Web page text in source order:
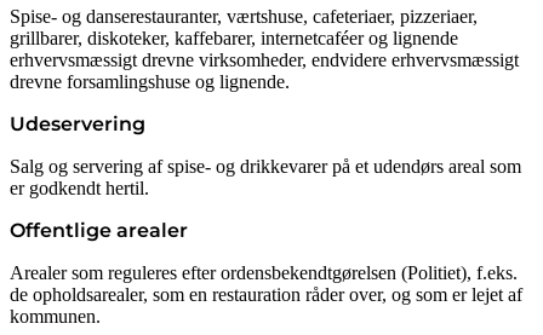
Spise- og danserestauranter, værtshuse, cafeteriaer, pizzeriaer,
grillbarer, diskoteker, kaffebarer, internetcaféer og lignende
erhvervsmæssigt drevne virksomheder, endvidere erhvervsmæssigt
drevne forsamlingshuse og lignende.
Udeservering
Salg og servering af spise- og drikkevarer på et udendørs areal som
er godkendt hertil.
Offentlige arealer
Arealer som reguleres efter ordensbekendtgørelsen (Politiet), f.eks.
de opholdsarealer, som en restauration råder over, og som er lejet af
kommunen.